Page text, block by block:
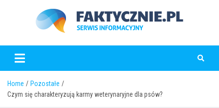
faktycznie.pl
Home
Pozostałe
Czym się charakteryzują karmy weterynaryjne dla psów?